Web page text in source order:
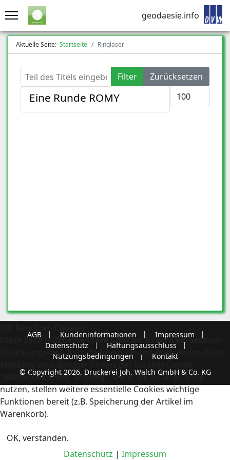
geodaesie.info
Aktuelle Seite: Startseite Ringlaser
Teil des Titels eingeben Filter
Zurücksetzen
Anzeige #
Eine Runde ROMY
AGB Kundeninformationen
Impressum
Datenschutz
Haftungsausschluss
Nutzungsbedingungen
Kontakt
© Copyright 2026, Druckerei Joh. Walch GmbH & Co. KG
Diese Seite nutzt essentielle Cookies. Es wird ein Session-
Cookie angelegt. Beim Akzeptieren und Ausblenden dieser
Meldung wird darüber hinaus der Session-Cookie
'reDimCookieHint' angelegt. Wenn Sie unseren Shop
nutzen, stellen weitere essentielle Cookies wichtige
Funktionen bereit (z.B. Speicherung der Artikel im
Warenkorb).
OK, verstanden.
Datenschutz | Impressum